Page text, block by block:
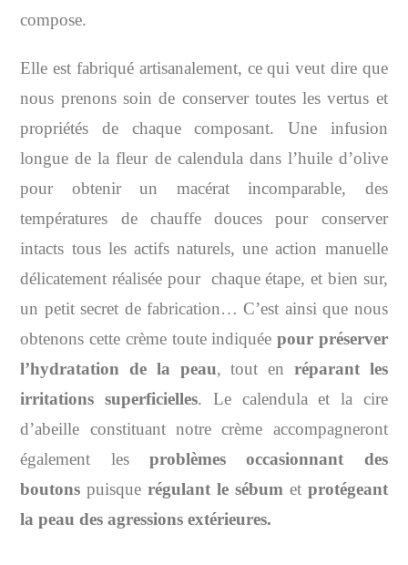
compose.
Elle est fabriqué artisanalement, ce qui veut dire que
nous prenons soin de conserver toutes les vertus et
propriétés de chaque composant. Une infusion
longue de la fleur de calendula dans l’huile d’olive
pour obtenir un macérat incomparable, des
températures de chauffe douces pour conserver
intacts tous les actifs naturels, une action manuelle
délicatement réalisée pour chaque étape, et bien sur,
un petit secret de fabrication… C’est ainsi que nous
obtenons cette crème toute indiquée pour préserver
l’hydratation de la peau, tout en réparant les
irritations superficielles. Le calendula et la cire
d’abeille constituant notre crème accompagneront
également les problèmes occasionnant des
boutons puisquerégulant le sébum et protégeant
la peau des agressions extérieures.